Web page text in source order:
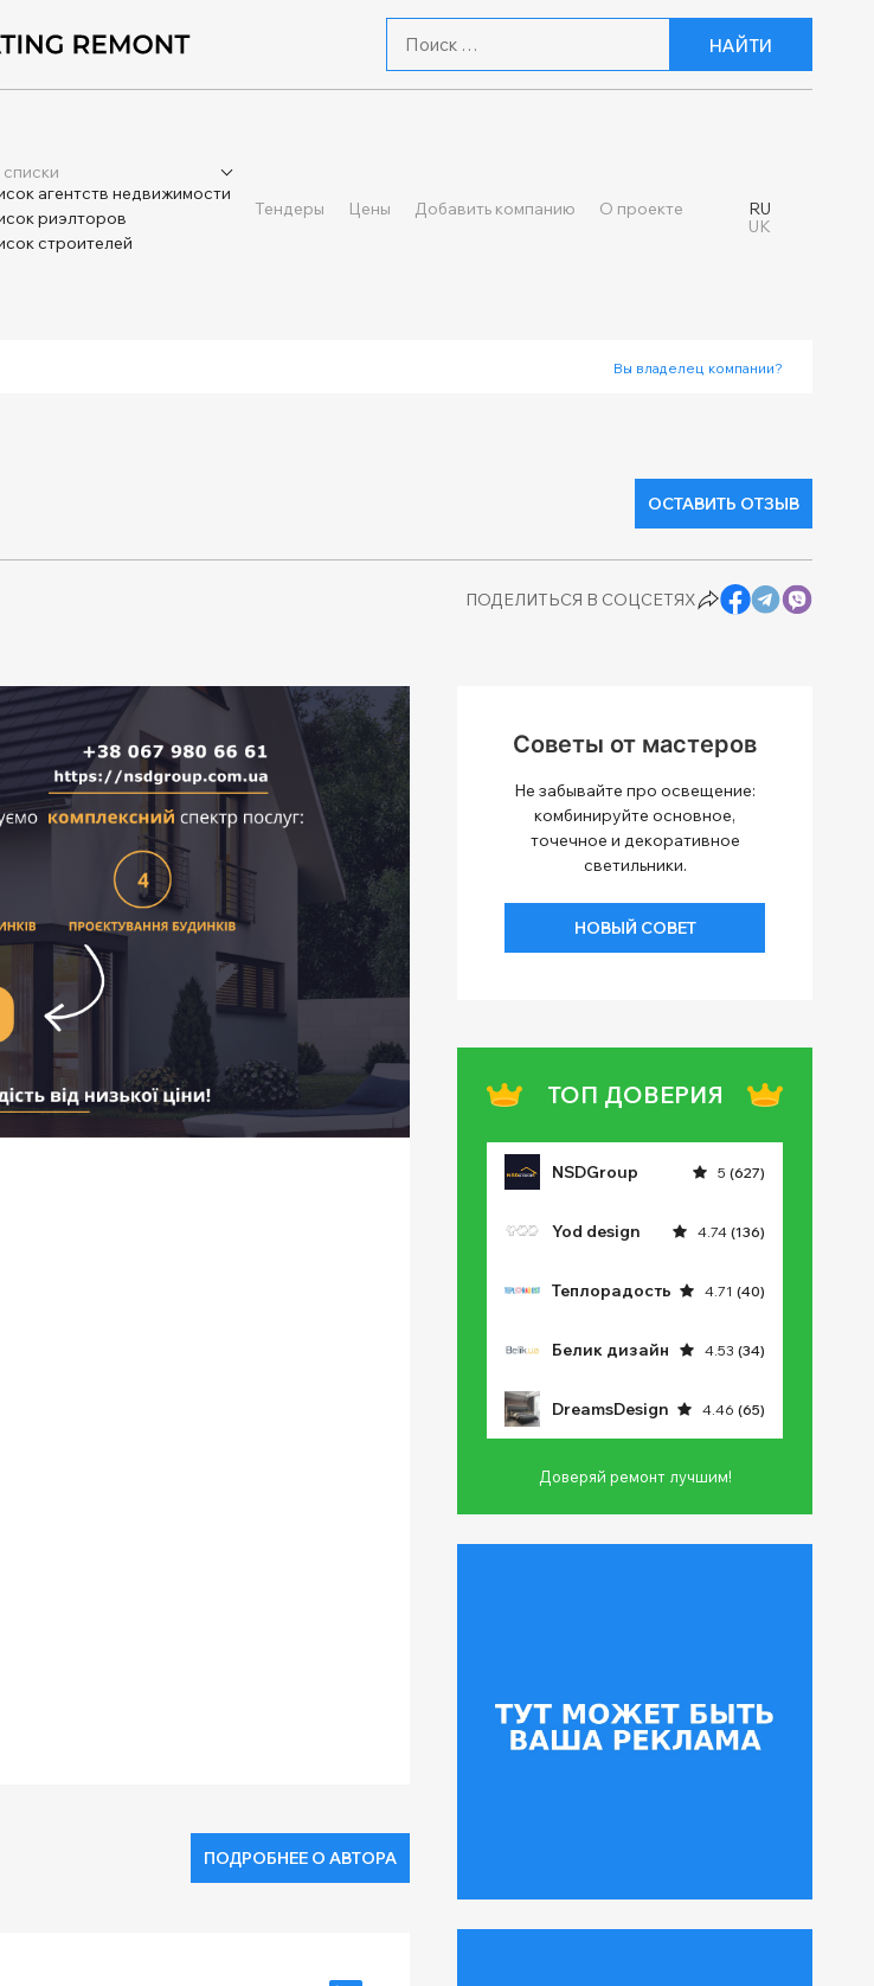
НАЙТИ
агентств недвижимости
риэлторов
строителей
Тендеры Цены Добавить компанию О проекте
RU
UK
Вы владелец компании?
ОСТАВИТЬ ОТЗЫВ
ПОДЕЛИТЬСЯ В СОЦСЕТЯХ
ПОДРОБНЕЕ О АВТОРА
Советы от мастеров
Не забывайте про освещение:
комбинируйте основное,
точечное и декоративное
светильники.
НОВЫЙ СОВЕТ
ТОП ДОВЕРИЯ
NSDGroup 5 (627)
Yod design 4.74 (136)
Теплорадость 4.71 (40)
Белик дизайн 4.53 (34)
DreamsDesign 4.46 (65)
Доверяй ремонт лучшим!